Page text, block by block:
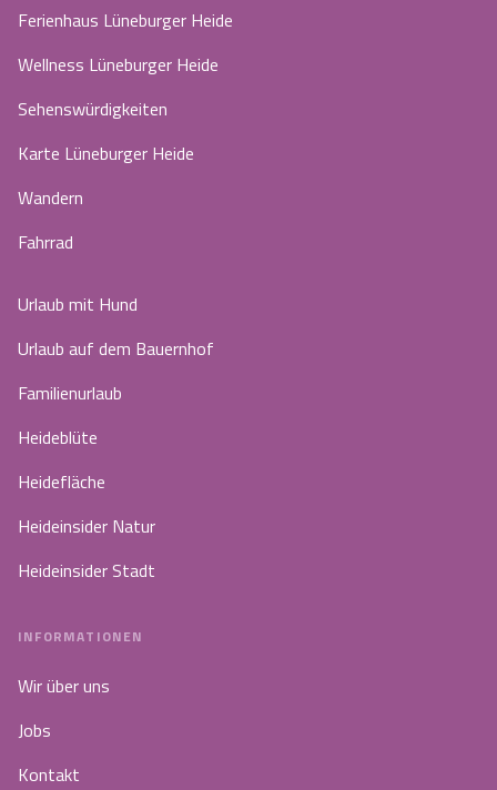
Ferienhaus Lüneburger Heide
Wellness Lüneburger Heide
Sehenswürdigkeiten
Karte Lüneburger Heide
Wandern
Fahrrad
Urlaub mit Hund
Urlaub auf dem Bauernhof
Familienurlaub
Heideblüte
Heidefläche
Heideinsider Natur
Heideinsider Stadt
INFORMATIONEN
Wir über uns
Jobs
Kontakt